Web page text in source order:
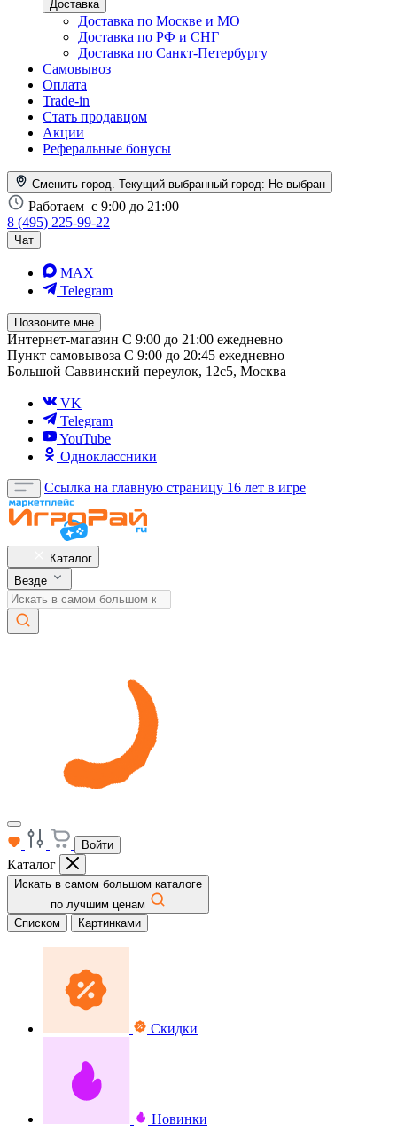
Доставка
Доставка по Москве и МО
Доставка по РФ и СНГ
Доставка по Санкт-Петербургу
Самовывоз
Оплата
Trade-in
Стать продавцом
Акции
Реферальные бонусы
Сменить город. Текущий выбранный город: Не выбран
Работаем с 9:00 до 21:00
8 (495) 225-99-22
Чат
MAX
Telegram
Позвоните мне
Интернет-магазин С 9:00 до 21:00 ежедневно
Пункт самовывоза С 9:00 до 20:45 ежедневно
Большой Саввинский переулок, 12с5, Москва
VK
Telegram
YouTube
Одноклассники
Ссылка на главную страницу 16 лет в игре
Каталог
Везде
Войти
Каталог
Искать в самом большом каталоге
по лучшим ценам
Списком
Картинками
Скидки
Новинки